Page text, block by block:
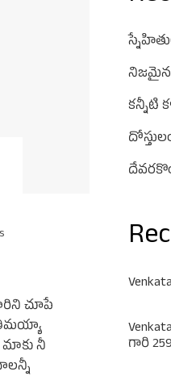
చూపే
మాకు నీ
నిజమైన
కన్నీటి
గారి